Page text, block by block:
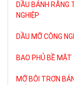
DẦU BÁNH RĂNG
NGHIỆP
DẦU MỠ CÔNG
BAO PHỦ BỀ
MỠ BÔI TRƠN